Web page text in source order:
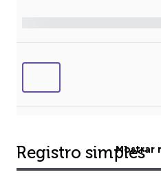
Registro simples
Mostrar